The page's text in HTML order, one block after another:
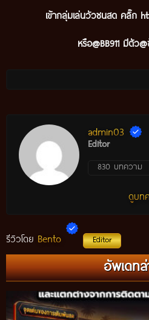
เข้ากลุ่มเล่นวัวชนสด คลิ๊ก
หรือ@BB911 มีตัว
admin03
Editor
830 บทความ
ดูบท
รีวิวโดย Bento Editor
อัพเดท